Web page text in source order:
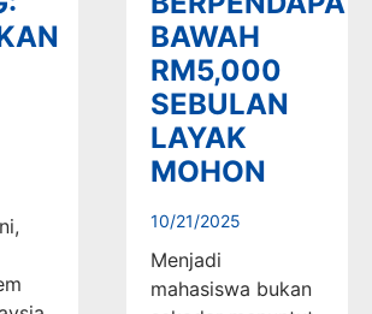
BAWAH
RM5,000
SEBULAN
LAYAK
MOHON
10/21/2025
Menjadi
mahasiswa bukan